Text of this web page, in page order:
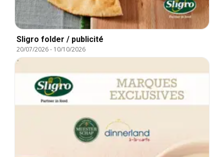
Sligro folder / publicité
20/07/2026- 10/10/2026